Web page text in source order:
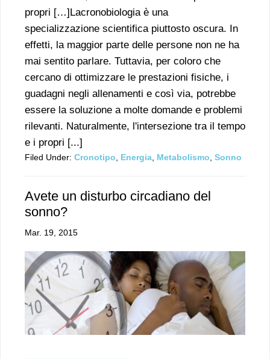
propri […]Lacronobiologia è una
specializzazione scientifica piuttosto oscura. In
effetti, la maggior parte delle persone non ne ha
mai sentito parlare. Tuttavia, per coloro che
cercano di ottimizzare le prestazioni fisiche, i
guadagni negli allenamenti e così via, potrebbe
essere la soluzione a molte domande e problemi
rilevanti. Naturalmente, l'intersezione tra il tempo
e i propri [...]
Filed Under: Cronotipo, Energia, Metabolismo, Sonno
Avete un disturbo circadiano del
sonno?
Mar. 19, 2015